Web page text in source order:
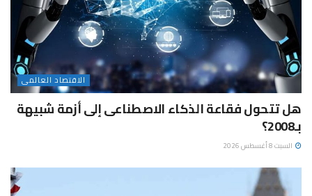
الاقتصاد العالمى
هل تتحول فقاعة الذكاء الاصطناعى إلى أزمة شبيهة
بـ2008؟
السبت 8 أغسطس 2026